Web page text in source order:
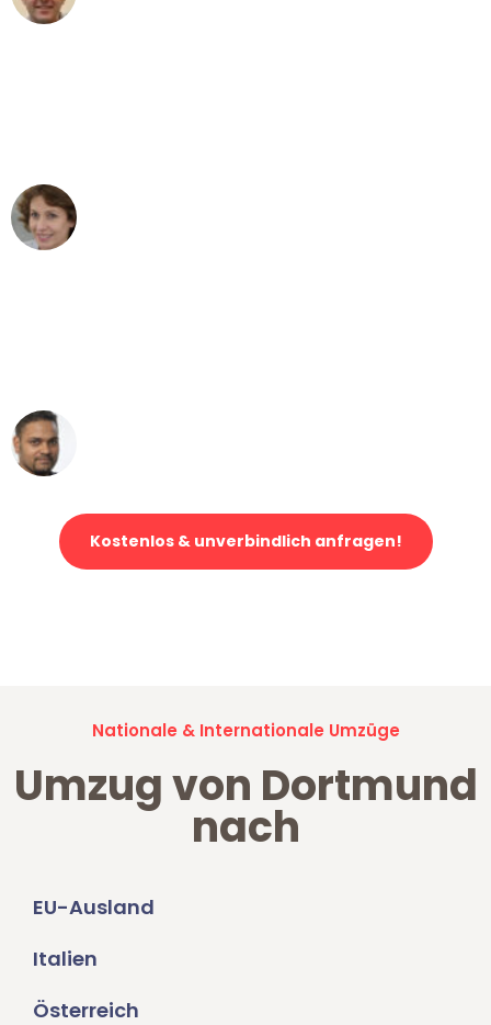
Kostenlos & unverbindlich anfragen!
Nationale & Internationale Umzüge
Umzug von Dortmund
nach
EU-Ausland
Italien
Österreich